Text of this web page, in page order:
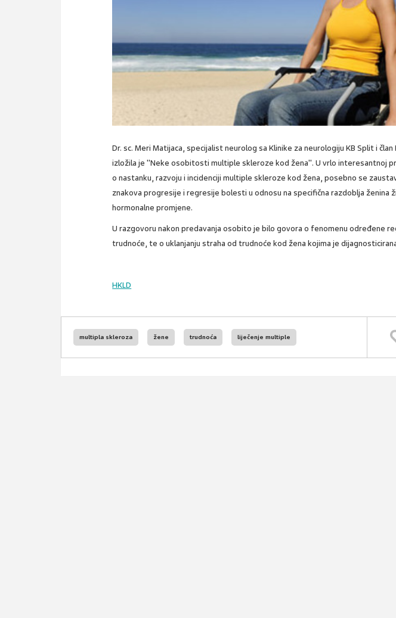
Dr. sc. Meri Matijaca, specijalist neurolog sa Klinike za neurologiju KB Split i
izložila je "Neke osobitosti multiple skleroze kod žena". U vrlo interesantnoj
o nastanku, razvoju i incidenciji multiple skleroze kod žena, posebno se
znakova progresije i regresije bolesti u odnosu na specifična razdoblja ženina
hormonalne promjene.
U razgovoru nakon predavanja osobito je bilo govora o fenomenu određene
trudnoće, te o uklanjanju straha od trudnoće kod žena kojima je
HKLD
multipla skleroza žene trudnoća liječenje multiple